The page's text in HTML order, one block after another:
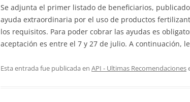
Se adjunta el primer listado de beneficiarios,
ayuda extraordinaria por el uso de productos
los requisitos. Para poder cobrar las ayudas es
aceptación es entre el 7 y 27 de julio. A continuación,
Esta entrada fue publicada en API - Ultimas Recomendaciones